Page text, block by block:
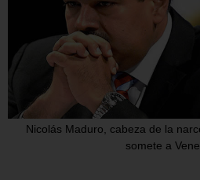
Nicolás Maduro, cabeza de la
somete a